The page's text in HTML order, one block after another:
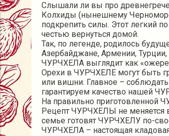
Слышали ли вы про
Колхиды (нынешнему
подкрепить силы. Этот легкий
честью вернуться домой.
Так, по легенде, родилось
Азербайджане, Армении,
ЧУРЧХЕЛА выглядит как
Орехи в ЧУРЧХЕЛЕ могут быть
или вишни. Главное –
гарантируем качество нашей
На правильно приготовленной
Рецепт ЧУРЧХЕЛЫ не меняется
семье готовят ЧУРЧХЕЛУ по-
ЧУРЧХЕЛА – настоящая